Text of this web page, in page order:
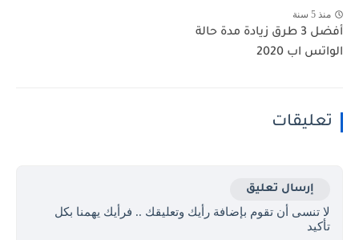
منذ 5 سنة
أفضل 3 طرق زيادة مدة حالة
الواتس اب 2020
تعليقات
إرسال تعليق
لا تنسى أن تقوم بإضافة رأيك وتعليقك .. فرأيك يهمنا بكل
تأكيد